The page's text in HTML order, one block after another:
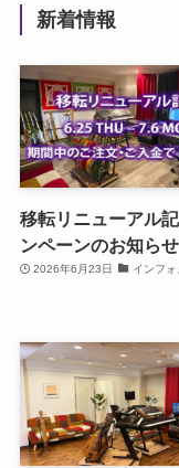
新着情報
移転リニューアル
ンペーンのお知らせ
2026年6月23日 インフ